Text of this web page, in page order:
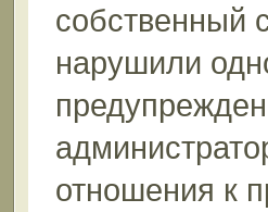
собственный
нарушили
отношения к